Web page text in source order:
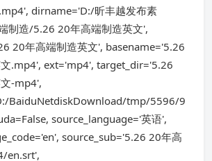
dirname='D:/昕丰越发布素
制造/5.26 20年高端制造英文',
20年高端制造英文', basename='5.26
.mp4', ext='mp4', target_dir='5.26
-mp4',
BaiduNetdiskDownload/tmp/5596/9
source_language='英语',
source_sub='5.26 20年高
en.srt',